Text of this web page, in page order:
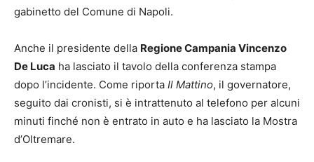
gabinetto del Comune di Napoli.
Anche il presidente della Regione Campania Vincenzo
De Luca ha lasciato il tavolo della conferenza stampa
dopo l’incidente. Come riporta Il Mattino, il governatore,
seguito dai cronisti, si è intrattenuto al telefono per alcuni
minuti finché non è entrato in auto e ha lasciato la Mostra
d’Oltremare.